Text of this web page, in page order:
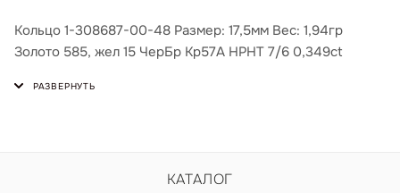
Кольцо 1-308687-00-48 Размер: 17,5мм Вес: 1,94гр
Золото 585, жел 15 ЧерБр Кр57А HPHT 7/6 0,349ct
КАТАЛОГ